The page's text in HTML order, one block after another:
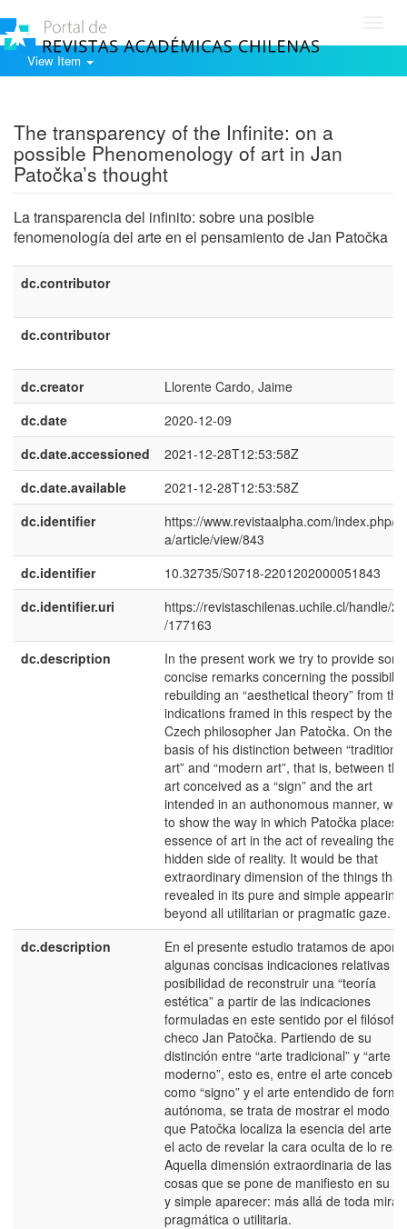
View Item
The transparency of the Infinite: on a
possible Phenomenology of art in Jan
Patočka’s thought
La transparencia del infinito: sobre una posible
fenomenología del arte en el pensamiento de Jan Patočka
dc.contributor
dc.contributor
dc.creator
Llorente Cardo, Jaime
dc.date
2020-12-09
dc.date.accessioned
2021-12-28T12:53:58Z
dc.date.available
2021-12-28T12:53:58Z
dc.identifier
https://www.revistaalpha.com/index.php/
a/article/view/843
dc.identifier
10.32735/S0718-2201202000051843
dc.identifier.uri
https://revistaschilenas.uchile.cl/handle/
/177163
dc.description
In the present work we try to provide
concise remarks concerning the
rebuilding an “aesthetical theory” from the
indications framed in this respect by the
Czech philosopher Jan Patočka. On the
basis of his distinction between “traditional
art” and “modern art”, that is, between the
art conceived as a “sign” and the art
intended in an authonomous manner, we
to show the way in which Patočka places
essence of art in the act of revealing the
hidden side of reality. It would be that
extraordinary dimension of the things that
revealed in its pure and simple appearing:
beyond all utilitarian or pragmatic gaze.
dc.description
En el presente estudio tratamos de
algunas concisas indicaciones relativas a
posibilidad de reconstruir una “teoría
estética” a partir de las indicaciones
formuladas en este sentido por el filósofo
checo Jan Patočka. Partiendo de su
distinción entre “arte tradicional” y “arte
moderno”, esto es, entre el arte
como “signo” y el arte entendido de forma
autónoma, se trata de mostrar el modo
que Patočka localiza la esencia del arte
el acto de revelar la cara oculta de lo real.
Aquella dimensión extraordinaria de las
cosas que se pone de manifiesto en su
y simple aparecer: más allá de toda
pragmática o utilitaria.